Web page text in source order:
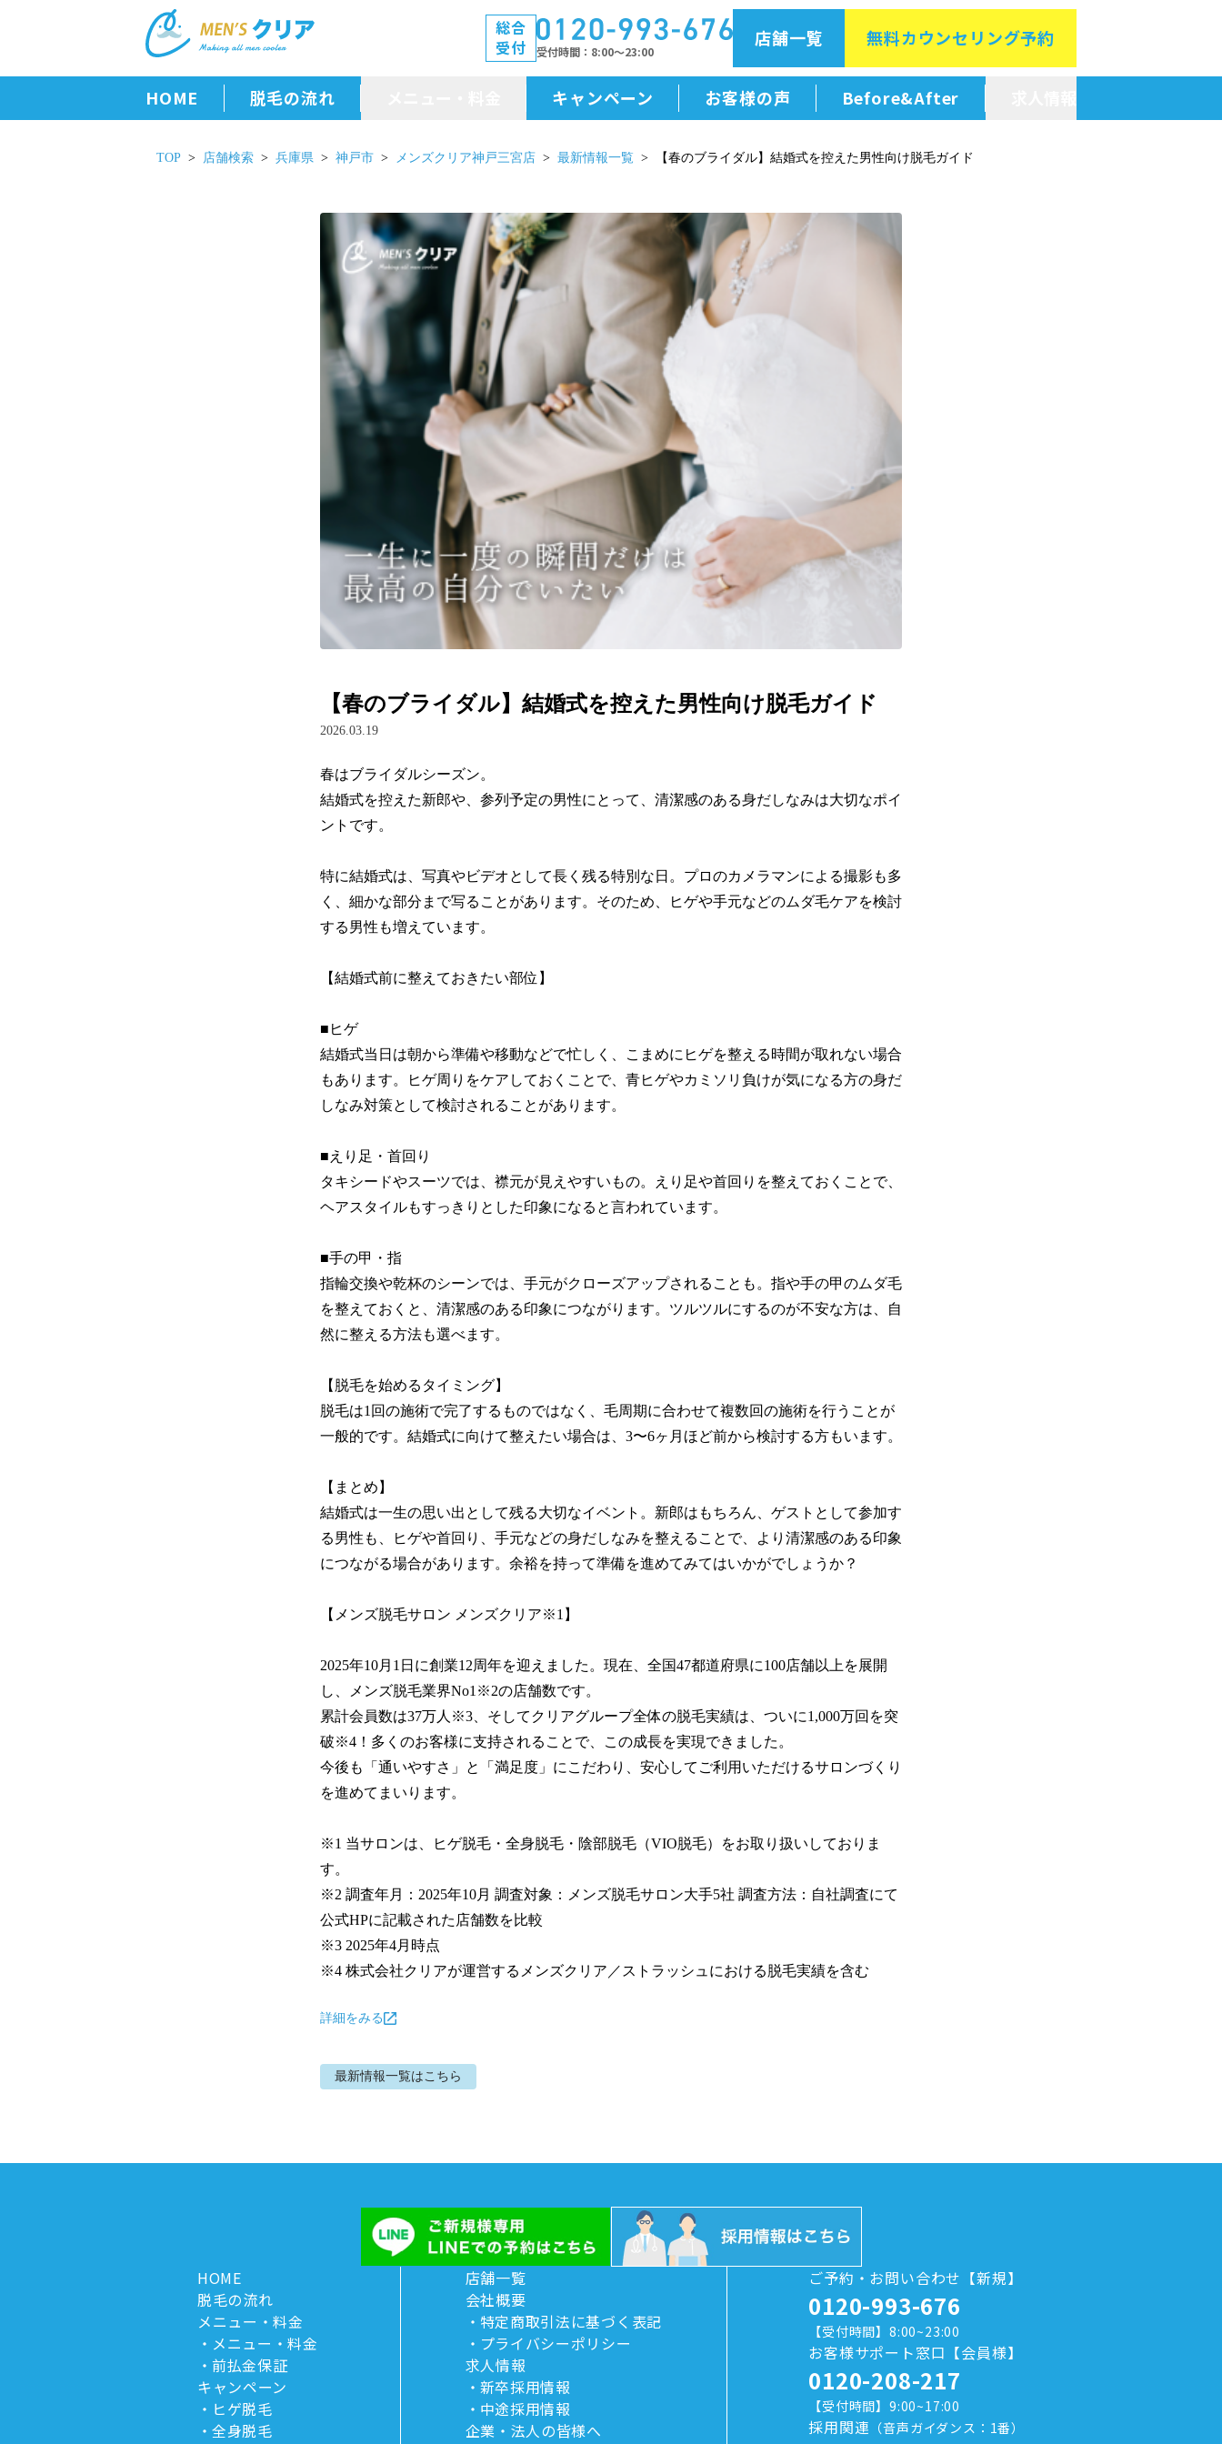
総合
受付
受付時間 8:00～23:00
店舗一覧 無料カウンセリング予約
HOME 脱毛の流れ
メニュー・料金
キャンペーン お客様の声 Before&After
TOP 店舗検索 兵庫県 神戸市 メンズクリア神戸三宮店 最新情報一覧 【春のブライダル】結婚式を控えた男性向け脱毛ガイド
【春のブライダル】結婚式を控えた男性向け脱毛ガイド
2026.03.19
春はブライダルシーズン。
結婚式を控えた新郎や、参列予定の男性にとって、清潔感のある身だしなみは大切なポイ
ントです。
特に結婚式は、写真やビデオとして長く残る特別な日。プロのカメラマンによる撮影も多
く、細かな部分まで写ることがあります。そのため、ヒゲや手元などのムダ毛ケアを検討
する男性も増えています。
【結婚式前に整えておきたい部位】
■ヒゲ
結婚式当日は朝から準備や移動などで忙しく、こまめにヒゲを整える時間が取れない場合
もあります。ヒゲ周りをケアしておくことで、青ヒゲやカミソリ負けが気になる方の身だ
しなみ対策として検討されることがあります。
■えり足・首回り
タキシードやスーツでは、襟元が見えやすいもの。えり足や首回りを整えておくことで、
ヘアスタイルもすっきりとした印象になると言われています。
■手の甲・指
指輪交換や乾杯のシーンでは、手元がクローズアップされることも。指や手の甲のムダ毛
を整えておくと、清潔感のある印象につながります。ツルツルにするのが不安な方は、自
然に整える方法も選べます。
【脱毛を始めるタイミング】
脱毛は1回の施術で完了するものではなく、毛周期に合わせて複数回の施術を行うことが
一般的です。結婚式に向けて整えたい場合は、3〜6ヶ月ほど前から検討する方もいます。
【まとめ】
結婚式は一生の思い出として残る大切なイベント。新郎はもちろん、ゲストとして参加す
る男性も、ヒゲや首回り、手元などの身だしなみを整えることで、より清潔感のある印象
につながる場合があります。余裕を持って準備を進めてみてはいかがでしょうか？
【メンズ脱毛サロン メンズクリア※1】
2025年10月1日に創業12周年を迎えました。現在、全国47都道府県に100店舗以上を展開
し、メンズ脱毛業界No1※2の店舗数です。
累計会員数は37万人※3、そしてクリアグループ全体の脱毛実績は、ついに1,000万回を突
破※4！多くのお客様に支持されることで、この成長を実現できました。
今後も「通いやすさ」と「満足度」にこだわり、安心してご利用いただけるサロンづくり
を進めてまいります。
※1 当サロンは、ヒゲ脱毛・全身脱毛・陰部脱毛（VIO脱毛）をお取り扱いしておりま
す。
※2 調査年月：2025年10月 調査対象：メンズ脱毛サロン大手5社 調査方法：自社調査にて
公式HPに記載された店舗数を比較
※3 2025年4月時点
※4 株式会社クリアが運営するメンズクリア／ストラッシュにおける脱毛実績を含む
詳細をみる
最新情報一覧はこちら
HOME
脱毛の流れ
メニュー・料金
メニュー・料金
前払金保証
キャンペーン
ヒゲ脱毛
全身脱毛
店舗一覧
会社概要
特定商取引法に基づく表記
プライバシーポリシー
求人情報
新卒採用情報
中途採用情報
企業・法人の皆様へ
ご予約・お問い合わせ【新規】
0120-993-676
【受付時間】8:00~23:00
お客様サポート窓口【会員様】
0120-208-217
【受付時間】9:00~17:00
採用関連 （音声ガイダンス：1番）